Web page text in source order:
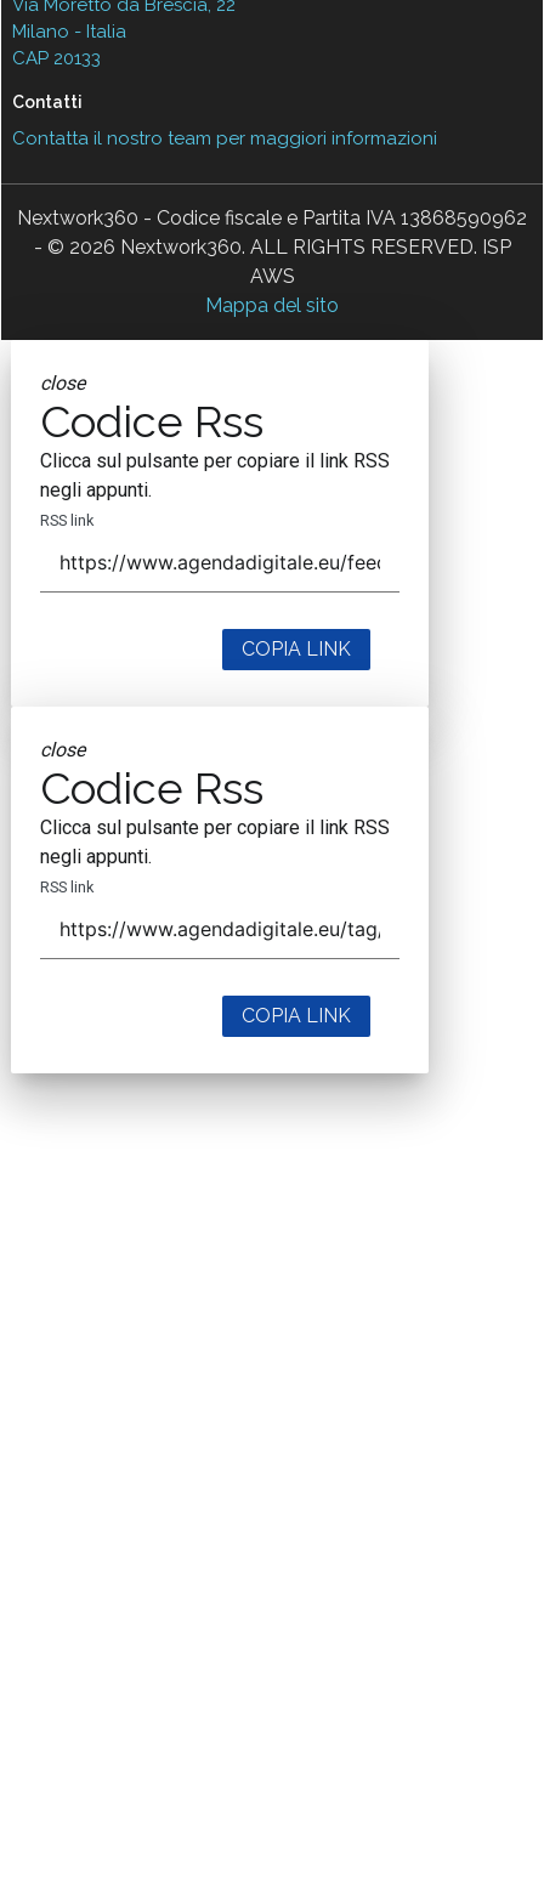
Via Moretto da Brescia, 22
Milano - Italia
CAP 20133
Contatti
Contatta il nostro team per maggiori informazioni
Nextwork360 - Codice fiscale e Partita IVA 13868590962
- © 2026 Nextwork360. ALL RIGHTS RESERVED. ISP
AWS
Mappa del sito
close
Codice Rss
Clicca sul pulsante per copiare il link RSS
negli appunti.
RSS link
COPIA LINK
close
Codice Rss
Clicca sul pulsante per copiare il link RSS
negli appunti.
RSS link
COPIA LINK